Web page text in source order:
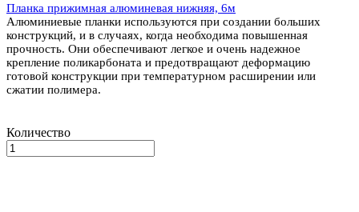
Планка прижимная алюминевая нижняя, 6м
Алюминиевые планки используются при создании больших
конструкций, и в случаях, когда необходима повышенная
прочность. Они обеспечивают легкое и очень надежное
крепление поликарбоната и предотвращают деформацию
готовой конструкции при температурном расширении или
сжатии полимера.
Количество